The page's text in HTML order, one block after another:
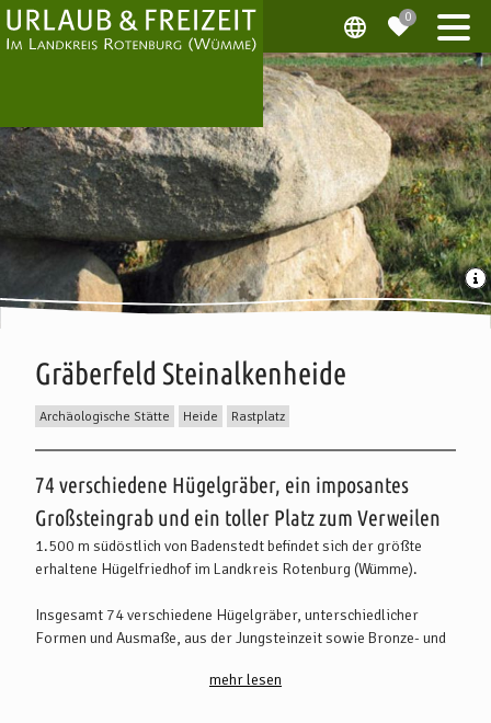
Gräberfeld Steinalkenheide
Archäologische Stätte Heide Rastplatz
Beschreibung
74 verschiedene Hügelgräber, ein imposantes
Großsteingrab und ein toller Platz zum Verweilen
1.500 m südöstlich von Badenstedt befindet sich der größte
erhaltene Hügelfriedhof im Landkreis Rotenburg (Wümme).
Insgesamt 74 verschiedene Hügelgräber, unterschiedlicher
Formen und Ausmaße, aus der Jungsteinzeit sowie Bronze- und
haben wir es nur mit dem kleinen Rest einer ehemals vielfach
mehr lesen